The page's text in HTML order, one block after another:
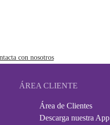
con nosotros
ÁREA CLIENTE
Área de Clientes
Descarga nuestra App